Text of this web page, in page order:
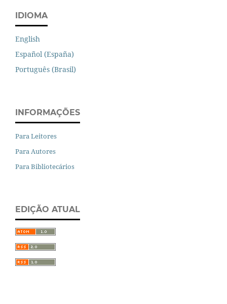
IDIOMA
English
Español (España)
Português (Brasil)
INFORMAÇÕES
Para Leitores
Para Autores
Para Bibliotecários
EDIÇÃO ATUAL